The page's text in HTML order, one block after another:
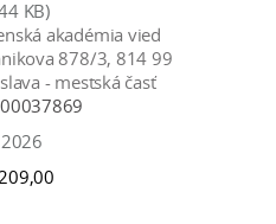
KB)
akadémia vied
878/3, 814 99
- mestská časť
00037869